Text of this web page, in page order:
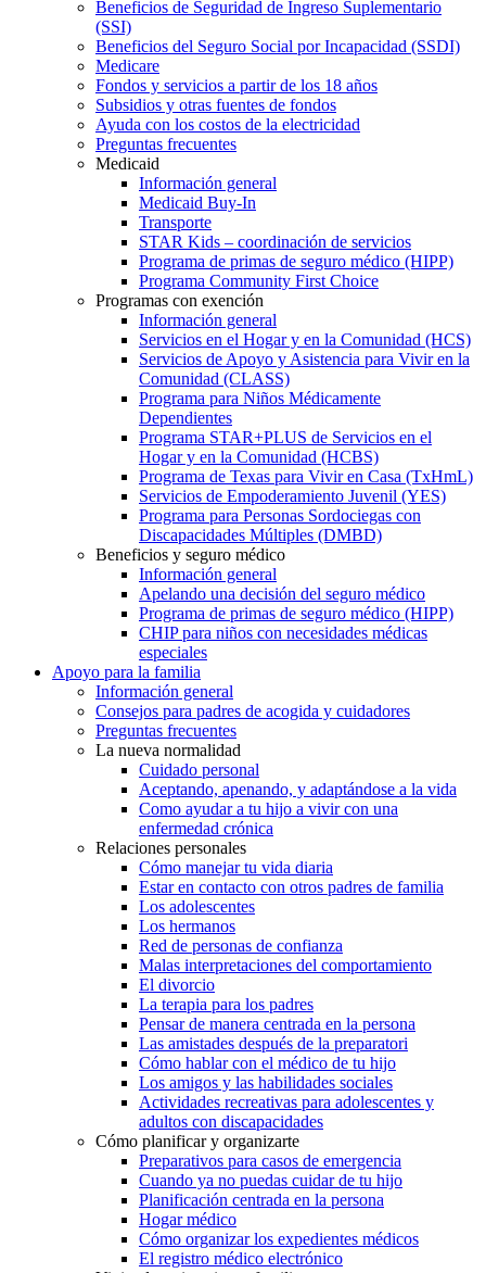
Beneficios de Seguridad de Ingreso Suplementario
(SSI)
Beneficios del Seguro Social por Incapacidad (SSDI)
Medicare
Fondos y servicios a partir de los 18 años
Subsidios y otras fuentes de fondos
Ayuda con los costos de la electricidad
Preguntas frecuentes
Medicaid
Información general
Medicaid Buy-In
Transporte
STAR Kids – coordinación de servicios
Programa de primas de seguro médico (HIPP)
Programa Community First Choice
Programas con exención
Información general
Servicios en el Hogar y en la Comunidad (HCS)
Servicios de Apoyo y Asistencia para Vivir en la
Comunidad (CLASS)
Programa para Niños Médicamente
Dependientes
Programa STAR+PLUS de Servicios en el
Hogar y en la Comunidad (HCBS)
Programa de Texas para Vivir en Casa (TxHmL)
Servicios de Empoderamiento Juvenil (YES)
Programa para Personas Sordociegas con
Discapacidades Múltiples (DMBD)
Beneficios y seguro médico
Información general
Apelando una decisión del seguro médico
Programa de primas de seguro médico (HIPP)
CHIP para niños con necesidades médicas
especiales
Apoyo para la familia
Información general
Consejos para padres de acogida y cuidadores
Preguntas frecuentes
La nueva normalidad
Cuidado personal
Aceptando, apenando, y adaptándose a la vida
Como ayudar a tu hijo a vivir con una
enfermedad crónica
Relaciones personales
Cómo manejar tu vida diaria
Estar en contacto con otros padres de familia
Los adolescentes
Los hermanos
Red de personas de confianza
Malas interpretaciones del comportamiento
El divorcio
La terapia para los padres
Pensar de manera centrada en la persona
Las amistades después de la preparatori
Cómo hablar con el médico de tu hijo
Los amigos y las habilidades sociales
Actividades recreativas para adolescentes y
adultos con discapacidades
Cómo planificar y organizarte
Preparativos para casos de emergencia
Cuando ya no puedas cuidar de tu hijo
Planificación centrada en la persona
Hogar médico
Cómo organizar los expedientes médicos
El registro médico electrónico